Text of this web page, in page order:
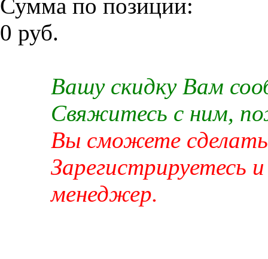
Сумма по позиции:
0 руб.
Вашу скидку Вам
Свяжитесь с ним,
Вы сможете сделать
Зарегистрируетесь
менеджер.